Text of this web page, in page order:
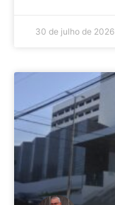
30 de julho de 2026